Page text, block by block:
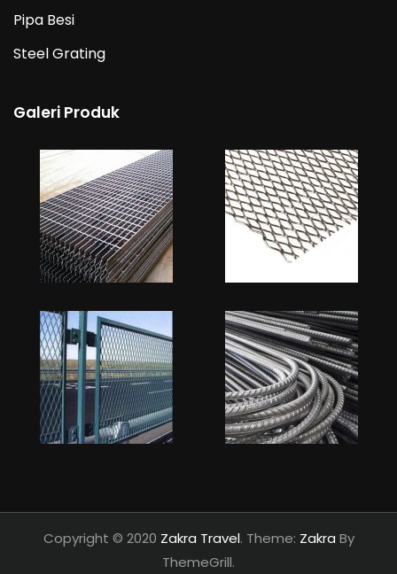
Pipa Besi
Steel Grating
Galeri Produk
Copyright © 2020 Zakra Travel. Theme: Zakra By
ThemeGrill.